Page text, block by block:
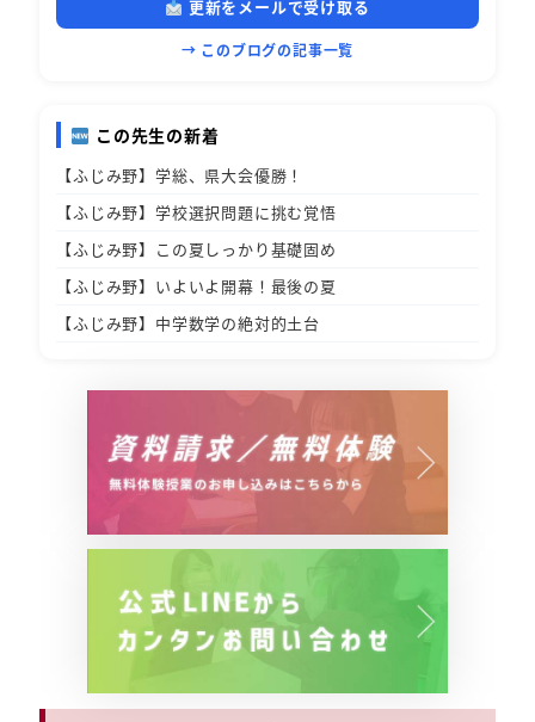
更新をメールで受け取る
→ このブログの記事一覧
この先生の新着
【ふじみ野】学総、県大会優勝！
【ふじみ野】学校選択問題に挑む覚悟
【ふじみ野】この夏しっかり基礎固め
【ふじみ野】いよいよ開幕！最後の夏
【ふじみ野】中学数学の絶対的土台